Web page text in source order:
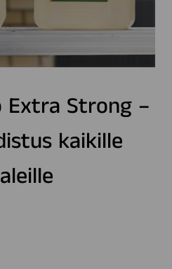
Extra Strong –
kaikille